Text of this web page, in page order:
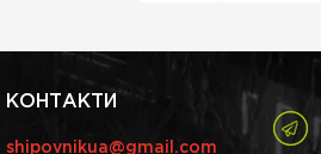
КОНТАКТИ
shipovnikua@gmail.com